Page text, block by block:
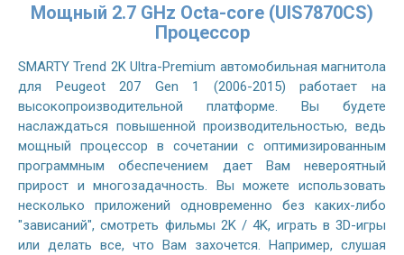
Мощный 2.7 GHz Octa-core (UIS7870CS)
Процессор
SMARTY Trend 2K Ultra-Premium автомобильная магнитола
для Peugeot 207 Gen 1 (2006-2015) работает на
высокопроизводительной платформе. Вы будете
наслаждаться повышенной производительностью, ведь
мощный процессор в сочетании с оптимизированным
программным обеспечением дает Вам невероятный
прирост и многозадачность. Вы можете использовать
несколько приложений одновременно без каких-либо
"зависаний", смотреть фильмы 2K / 4K, играть в 3D-игры
или делать все, что Вам захочется. Например, слушая